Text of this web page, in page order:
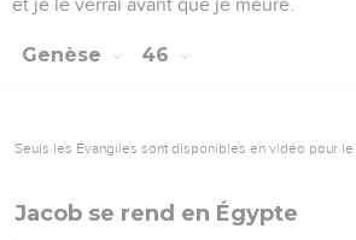
et je le verrai avant que je meure.
Genèse 46
Seuls les Évangiles sont disponibles en vidéo pour le
Jacob se rend en Égypte